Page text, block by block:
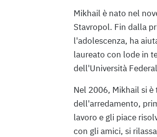
Mikhail è nato nel
Stavropol. Fin dalla
l'adolescenza, ha
laureato con lode in
dell'Università
Nel 2006, Mikhail si
dell'arredamento,
lavoro e gli piace
con gli amici, si